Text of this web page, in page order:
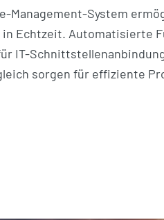
Management-System
Echtzeit. Automatisierte
IT-
sorgen für effiziente